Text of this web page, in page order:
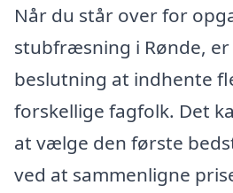
Når du står over for
stubfræsning i Rønde,
beslutning at indhente
forskellige fagfolk. Det
at vælge den første
ved at sammenligne